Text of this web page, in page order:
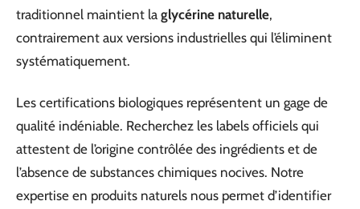
traditionnel maintient la glycérine naturelle,
contrairement aux versions industrielles qui l’éliminent
systématiquement.
Les certifications biologiques représentent un gage de
qualité indéniable. Recherchez les labels officiels qui
attestent de l’origine contrôlée des ingrédients et de
l’absence de substances chimiques nocives. Notre
expertise en produits naturels nous permet d’identifier